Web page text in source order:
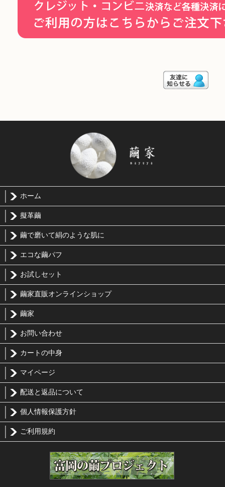
ホーム
擬革繭
繭で磨いて絹のような肌に
エコな繭パフ
お試しセット
繭家直販オンラインショップ
繭家
お問い合わせ
カートの中身
マイページ
配送と返品について
個人情報保護方針
ご利用規約